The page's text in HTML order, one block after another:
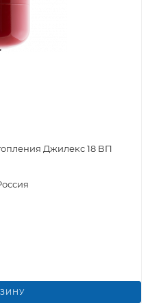
Джилекс 18 ВП